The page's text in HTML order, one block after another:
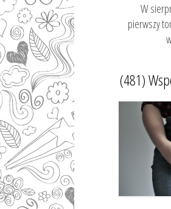
W
pierwszy
(481)